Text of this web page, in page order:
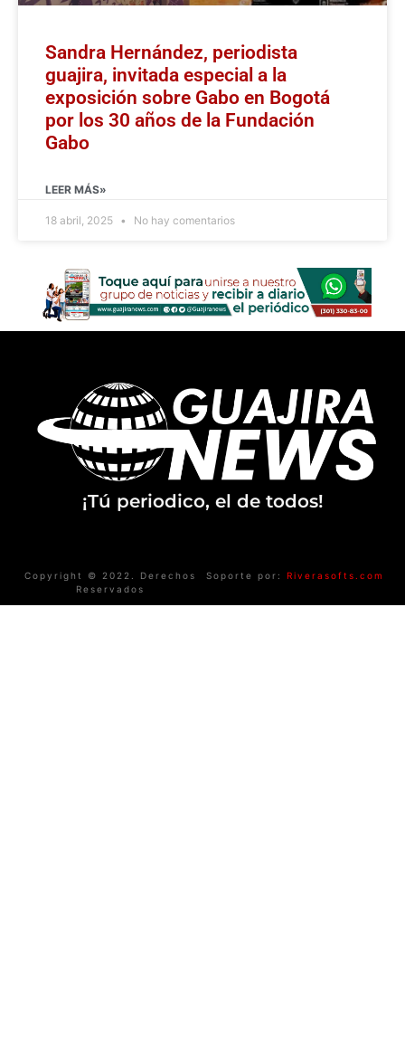
Sandra Hernández, periodista
guajira, invitada especial a la
exposición sobre Gabo en Bogotá
por los 30 años de la Fundación
Gabo
LEER MÁS»
18 abril, 2025 No hay comentarios
¡Tú periodico, el de todos!
Copyright © 2022. Derechos
Reservados
Soporte por: Riverasofts.com